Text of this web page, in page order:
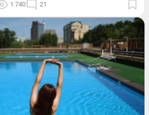
1 740 21